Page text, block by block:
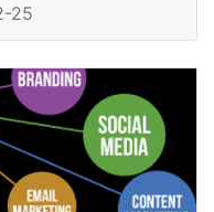
25